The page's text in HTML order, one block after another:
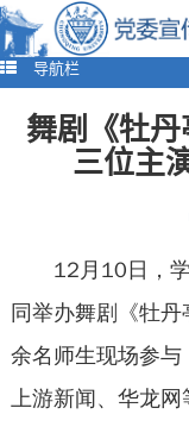
导航栏
舞剧《牡
三位主
12月10日，
同举办舞剧《牡
余名师生现场参
上游新闻、华龙网